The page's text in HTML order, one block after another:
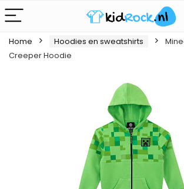
Home Hoodies en sweatshirts
Creeper Hoodie